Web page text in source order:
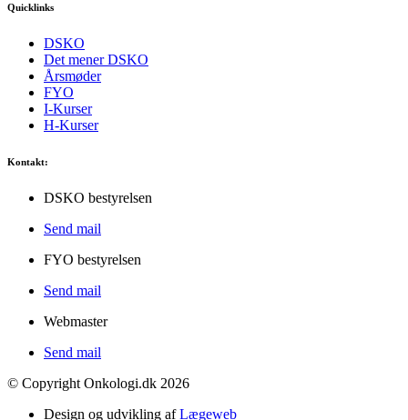
Quicklinks
DSKO
Det mener DSKO
Årsmøder
FYO
I-Kurser
H-Kurser
Kontakt:
DSKO bestyrelsen
Send mail
FYO bestyrelsen
Send mail
Webmaster
Send mail
© Copyright Onkologi.dk 2026
Design og udvikling afLægeweb